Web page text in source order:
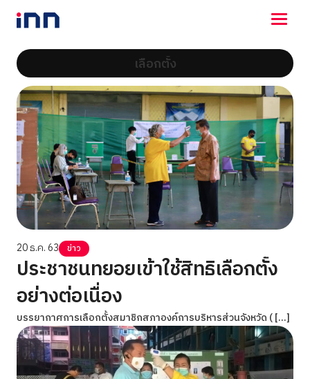
NEWS
ENTERTAINMENT
LIFESTYLE
HOROSCOPE
LOTTERY
VIDEO
ร่วมด้วยช่วยกัน
เลือกตั้ง
20 ธ.ค. 63 ข่าว
ประชาชนทยอยเข้าใช้สิทธิเลือกตั้ง
อย่างต่อเนื่อง
บรรยากาศการเลือกตั้งสมาชิกสภาองค์การบริหารส่วนจังหวัด ( […]